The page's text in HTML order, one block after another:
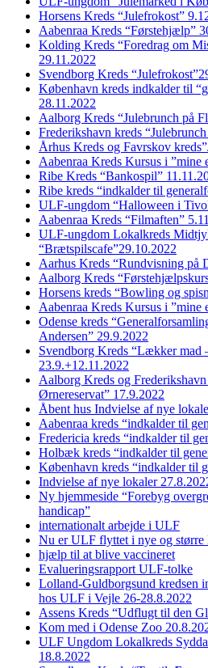
Horsens Kreds “Julefrokost”
Aabenraa Kreds “Førstehjælp”
Kolding Kreds “Foredrag om
29.11.2022
Svendborg Kreds
København kreds indkalder til
28.11.2022
Aalborg Kreds “Julebrunch på
Frederikshavn kreds
Århus Kreds og Favrskov
Aabenraa Kreds Kursus i ”mine
Ribe Kreds “Bankospil”
Ribe kreds “indkalder til
ULF-ungdom “Halloween i
Aabenraa Kreds “Filmaften”
ULF-ungdom Lokalkreds
“Brætspilscafe”29.10.2022
Aarhus Kreds “Rundvisning på
Aalborg Kreds
Horsens kreds “Bowling og
Aabenraa Kreds Kursus i ”mine
Odense kreds
Andersen” 29.9.2022
Svendborg Kreds “Lækker mad
23.9.+12.11.2022
Aalborg Kreds og
Ørnereservat” 17.9.2022
Åbent hus Indvielse af nye
Aabenraa kreds “indkalder til
Fredericia kreds “indkalder til
Holbæk kreds “indkalder til
København kreds “indkalder til
Indvielse af nye lokaler
Ny hjemmeside “Forebyg
handicap”
internationalt arbejde i ULF
Nu er ULF flyttet i nye og større
hjælp til at blive vaccineret
Evalueringsrapport ULF-tolke
Lolland-Guldborgsund kredsen
hos ULF i Vejle 26-28.8.2022
Assens Kreds “Udflugt til den
Kom med i Odense Zoo
ULF Ungdom Lokalkreds
18.8.2022